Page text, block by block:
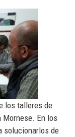
los talleres de
Mornese. En los
solucionarlos de